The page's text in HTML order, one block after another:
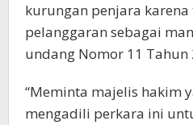
kurungan penjara
pelanggaran sebagai
undang Nomor 11 Tahun
“Meminta majelis hakim
mengadili perkara ini